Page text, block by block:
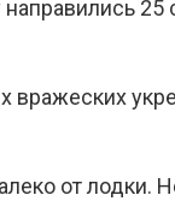
25
от лодки.